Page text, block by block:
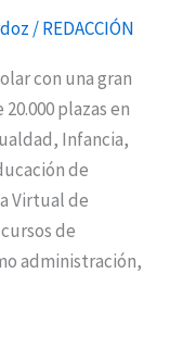
/REDACCIÓN
con una gran
plazas en
Infancia,
de
Virtual de
de
administración,